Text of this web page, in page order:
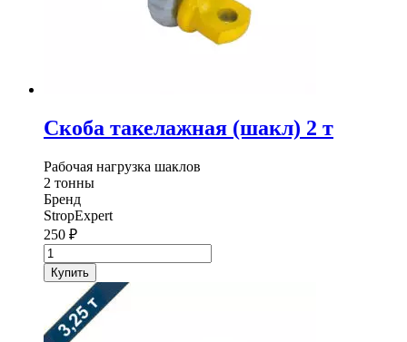
Скоба такелажная (шакл) 2 т
Рабочая нагрузка шаклов
2 тонны
Бренд
StropExpert
250 ₽
Количество
товара
Скоба
такелажная
(шакл)
2
Купить